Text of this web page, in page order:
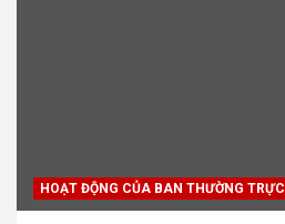
HOẠT ĐỘNG CỦA BAN THƯỜNG TRỰC